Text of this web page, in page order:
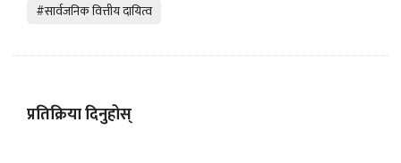
#सार्वजनिक वित्तीय दायित्व
प्रतिक्रिया दिनुहोस्